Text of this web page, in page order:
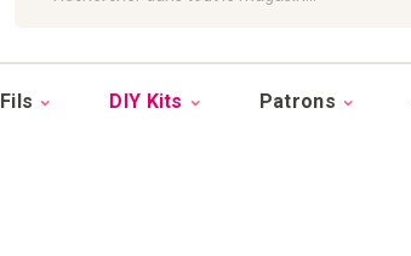
Fils DIY Kits Patrons